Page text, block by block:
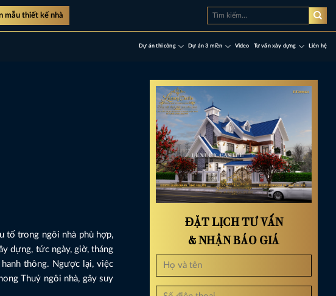
mẫu thiết kế nhà
Tìm
Dự án thi công Dự án 3 miền Video Tư vấn xây dựng Liên hệ
tố trong ngôi nhà phù hợp,
dựng, tức ngày, giờ, tháng
thông. Ngược lại, việc
Thuỷ ngôi nhà, gây suy
ĐẶT LỊCH TƯ VẤN
& NHẬN BÁO GIÁ